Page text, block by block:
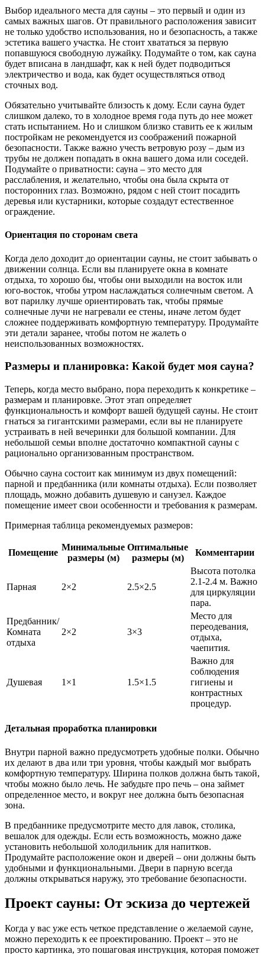
Выбор идеального места для сауны – это первый и один из
самых важных шагов. От правильного расположения зависит
не только удобство использования, но и безопасность, а также
эстетика вашего участка. Не стоит хвататься за первую
попавшуюся свободную лужайку. Подумайте о том, как сауна
будет вписана в ландшафт, как к ней будет подводиться
электричество и вода, как будет осуществляться отвод
сточных вод.
Обязательно учитывайте близость к дому. Если сауна будет
слишком далеко, то в холодное время года путь до нее может
стать испытанием. Но и слишком близко ставить ее к жилым
постройкам не рекомендуется из соображений пожарной
безопасности. Также важно учесть ветровую розу – дым из
трубы не должен попадать в окна вашего дома или соседей.
Подумайте о приватности: сауна – это место для
расслабления, и желательно, чтобы она была скрыта от
посторонних глаз. Возможно, рядом с ней стоит посадить
деревья или кустарники, которые создадут естественное
ограждение.
Ориентация по сторонам света
Когда дело доходит до ориентации сауны, не стоит забывать о
движении солнца. Если вы планируете окна в комнате
отдыха, то хорошо бы, чтобы они выходили на восток или
юго-восток, чтобы утром наслаждаться солнечным светом. А
вот парилку лучше ориентировать так, чтобы прямые
солнечные лучи не нагревали ее стены, иначе летом будет
сложнее поддерживать комфортную температуру. Продумайте
эти детали заранее, чтобы потом не жалеть о
неиспользованных возможностях.
Размеры и планировка: Какой будет моя сауна?
Теперь, когда место выбрано, пора переходить к конкретике –
размерам и планировке. Этот этап определяет
функциональность и комфорт вашей будущей сауны. Не стоит
гнаться за гигантскими размерами, если вы не планируете
устраивать в ней вечеринки для большой компании. Для
небольшой семьи вполне достаточно компактной сауны с
рационально организованным пространством.
Обычно сауна состоит как минимум из двух помещений:
парной и предбанника (или комнаты отдыха). Если позволяет
площадь, можно добавить душевую и санузел. Каждое
помещение имеет свои особенности и требования к размерам.
Примерная таблица рекомендуемых размеров:
Помещение
Минимальные
размеры (м)
Оптимальные
размеры (м)
Комментарии
Парная 2×2 2.5×2.5
Высота потолка
2.1-2.4 м. Важно
для циркуляции
пара.
Предбанник/
Комната
отдыха
2×2 3×3
Место для
переодевания,
отдыха,
чаепития.
Душевая 1×1 1.5×1.5
Важно для
соблюдения
гигиены и
контрастных
процедур.
Детальная проработка планировки
Внутри парной важно предусмотреть удобные полки. Обычно
их делают в два или три уровня, чтобы каждый мог выбрать
комфортную температуру. Ширина полков должна быть такой,
чтобы можно было лечь. Не забудьте про печь – она займет
определенное место, и вокруг нее должна быть безопасная
зона.
В предбаннике предусмотрите место для лавок, столика,
вешалок для одежды. Если есть возможность, можно даже
установить небольшой холодильник для напитков.
Продумайте расположение окон и дверей – они должны быть
удобными и функциональными. Двери в парную всегда
должны открываться наружу, это требование безопасности.
Проект сауны: От эскиза до чертежей
Когда у вас уже есть четкое представление о желаемой сауне,
можно переходить к ее проектированию. Проект – это не
просто картинка, это пошаговая инструкция, которая поможет